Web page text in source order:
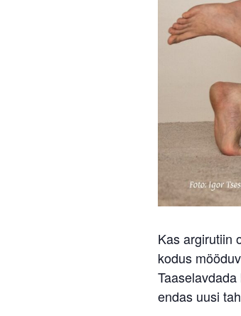
Kas argirutiin
kodus
endas uusi